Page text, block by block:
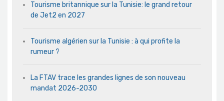
Tourisme britannique sur la Tunisie: le grand retour
de Jet2 en 2027
Tourisme algérien sur la Tunisie : à qui profite la
rumeur ?
La FTAV trace les grandes lignes de son nouveau
mandat 2026-2030